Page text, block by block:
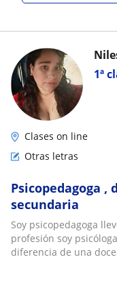
1ª
Clases on line
Otras letras
Psicopedagoga ,
secundaria
Soy psicopedagoga
profesión soy
diferencia de una